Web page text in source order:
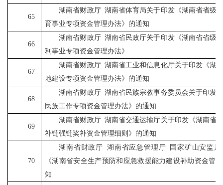
65
湖南省财政厅 湖南省体育局关于印发《湖南省省级
育事业专项资金管理办法》的通知
66
湖南省财政厅 湖南省民政厅关于印发《湖南省省级
利事业专项资金管理办法》
67
湖南省财政厅 湖南省工业和信息化厅关于印发《湖
地建设专项资金管理办法》的通知
68
湖南省财政厅 湖南省民族宗教事务委员会关于印发
民族工作专项资金管理办法》的通知
69
湖南省财政厅 湖南省交通运输厅关于印发《湖南省
补链强链奖补资金管理细则》的通知
70
湖南省财政厅 湖南省应急管理厅
国家矿山安监
《湖南省安全生产预防和应急救援能力建设补助资金管
知